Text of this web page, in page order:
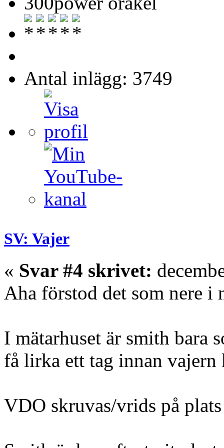
Antal inlägg: 3749
SV: Vajer
« Svar #4 skrivet:
Aha förstod det som nere i
I mätarhuset är smith bara
få lirka ett tag innan
VDO skruvas/vrids på